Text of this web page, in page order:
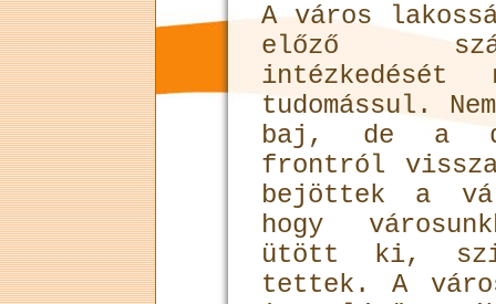
A város
előző
intézkedését
tudomássul.
baj, de a
frontról
bejöttek a
hogy
ütött ki,
tettek. A